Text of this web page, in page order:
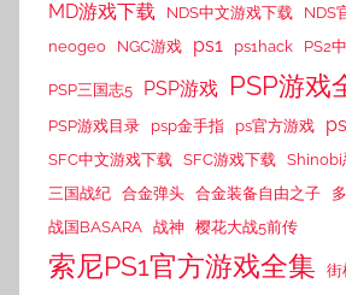
MD游戏下载 NDS中文游戏下载
NDS
neogeo
NGC游戏 ps1 ps1hack PS2
PSP三国志5 PSP游戏 PSP游戏
PSP游戏目录 psp金手指 ps官方游戏
SFC中文游戏下载 SFC游戏下载 Shinobi
三国战纪 合金弹头 合金装备自由之子
战国BASARA 战神 樱花大战5前传
索尼PS1官方游戏全集 街